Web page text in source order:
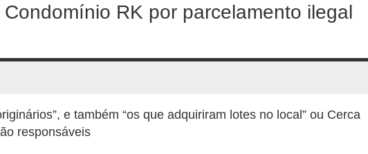
RK por parcelamento ilegal
e também “os que adquiriram lotes no local” ou Cerca
responsáveis